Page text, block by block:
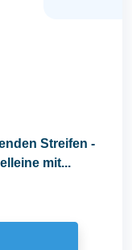
Streifen -
mit...